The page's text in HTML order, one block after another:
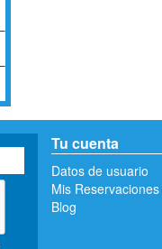
Tu cuenta
Datos de usuario
Mis Reservaciones
Blog